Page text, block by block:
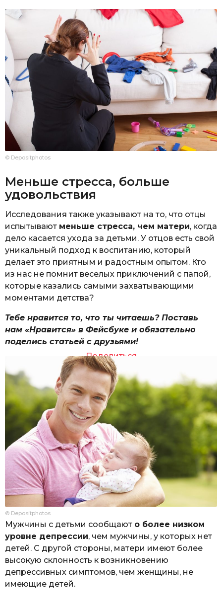
© Depositphotos
Меньше стресса, больше
удовольствия
Исследования также указывают на то, что отцы
испытывают меньше стресса, чем матери, когда
дело касается ухода за детьми. У отцов есть свой
уникальный подход к воспитанию, который
делает это приятным и радостным опытом. Кто
из нас не помнит веселых приключений с папой,
которые казались самыми захватывающими
моментами детства?
Тебе нравится то, что ты читаешь? Поставь
нам «Нравится» в Фейсбуке и обязательно
поделись статьей с друзьями!
Поделиться
© Depositphotos
Мужчины с детьми сообщают о более низком
уровне депрессии, чем мужчины, у которых нет
детей. С другой стороны, матери имеют более
высокую склонность к возникновению
депрессивных симптомов, чем женщины, не
имеющие детей.